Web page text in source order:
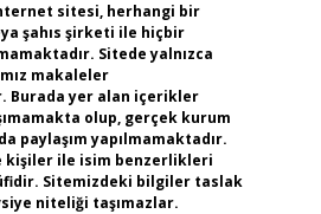
sitesi, herhangi bir
şahıs şirketi ile hiçbir
Sitede yalnızca
makaleler
Burada yer alan içerikler
olup, gerçek kurum
paylaşım yapılmamaktadır.
kişiler ile isim benzerlikleri
Sitemizdeki bilgiler taslak
niteliği taşımazlar.